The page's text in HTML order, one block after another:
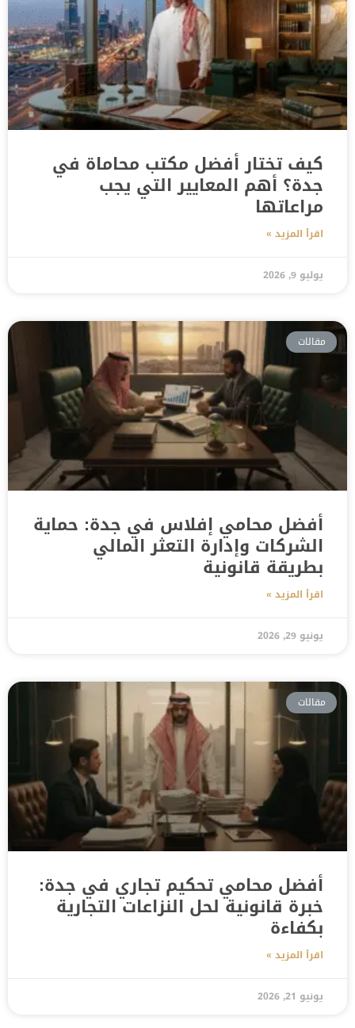
كيف تختار أفضل مكتب محاماة في
جدة؟ أهم المعايير التي يجب
مراعاتها
اقرأ المزيد »
يوليو 9, 2026
مقالات
أفضل محامي إفلاس في جدة: حماية
الشركات وإدارة التعثر المالي
بطريقة قانونية
اقرأ المزيد »
يونيو 29, 2026
مقالات
أفضل محامي تحكيم تجاري في جدة:
خبرة قانونية لحل النزاعات التجارية
بكفاءة
اقرأ المزيد »
يونيو 21, 2026